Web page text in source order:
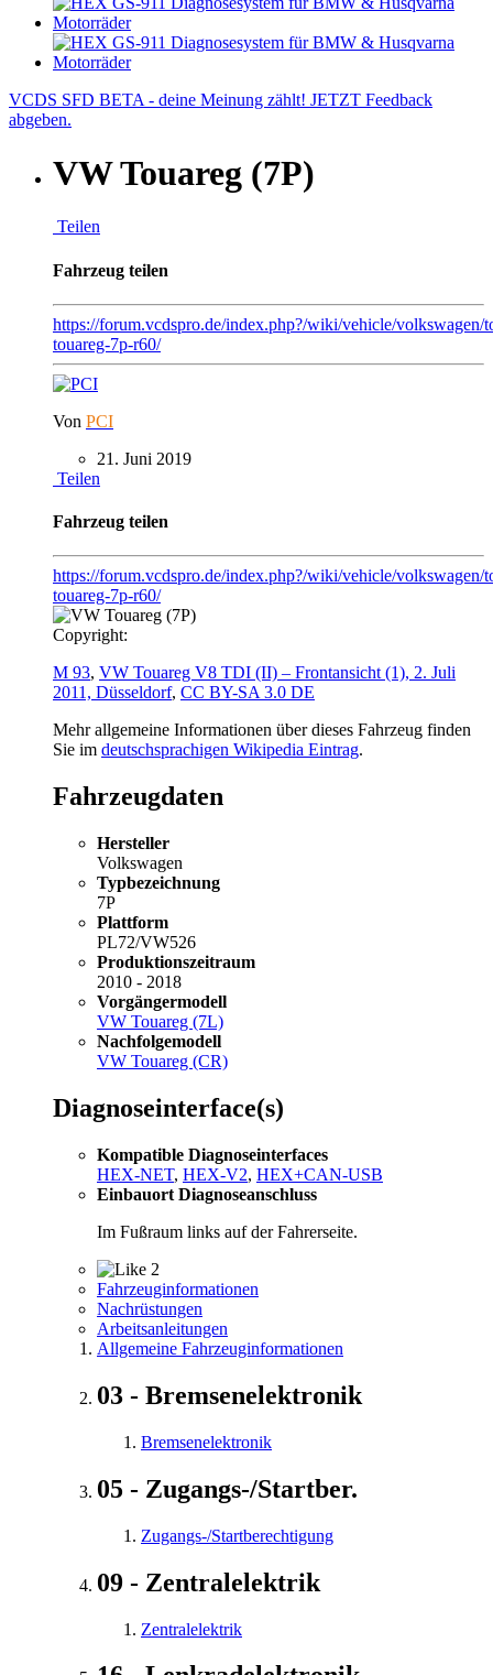
VCDS SFD BETA - deine Meinung zählt! JETZT Feedback
abgeben.
VW Touareg (7P)
Teilen
Fahrzeug teilen
https://forum.vcdspro.de/index.php?/wiki/vehicle/volkswagen/
touareg-7p-r60/
Von PCI
21. Juni 2019
Teilen
Fahrzeug teilen
https://forum.vcdspro.de/index.php?/wiki/vehicle/volkswagen/
touareg-7p-r60/
Copyright:
M 93, VW Touareg V8 TDI (II) – Frontansicht (1), 2. Juli
2011, Düsseldorf, CC BY-SA 3.0 DE
Mehr allgemeine Informationen über dieses Fahrzeug finden
Sie im deutschsprachigen Wikipedia Eintrag.
Fahrzeugdaten
Hersteller
Volkswagen
Typbezeichnung
7P
Plattform
PL72/VW526
Produktionszeitraum
2010 - 2018
Vorgängermodell
VW Touareg (7L)
Nachfolgemodell
VW Touareg (CR)
Diagnoseinterface(s)
Kompatible Diagnoseinterfaces
HEX-NET, HEX-V2, HEX+CAN-USB
Einbauort Diagnoseanschluss
Im Fußraum links auf der Fahrerseite.
2
Fahrzeuginformationen
Nachrüstungen
Arbeitsanleitungen
Allgemeine Fahrzeuginformationen
03 - Bremsenelektronik
Bremsenelektronik
05 - Zugangs-/Startber.
Zugangs-/Startberechtigung
09 - Zentralelektrik
Zentralelektrik